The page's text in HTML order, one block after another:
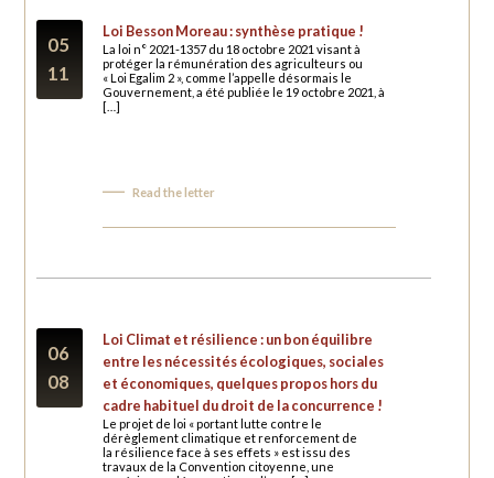
05
11
Loi Besson Moreau : synthèse pratique !
La loi n° 2021-1357 du 18 octobre 2021 visant à
protéger la rémunération des agriculteurs ou
« Loi Egalim 2 », comme l’appelle désormais le
Gouvernement, a été publiée le 19 octobre 2021, à
[…]
Read the letter
06
08
Loi Climat et résilience : un bon équilibre
entre les nécessités écologiques, sociales
et économiques, quelques propos hors du
cadre habituel du droit de la concurrence !
Le projet de loi « portant lutte contre le
dérèglement climatique et renforcement de
la résilience face à ses effets » est issu des
travaux de la Convention citoyenne, une